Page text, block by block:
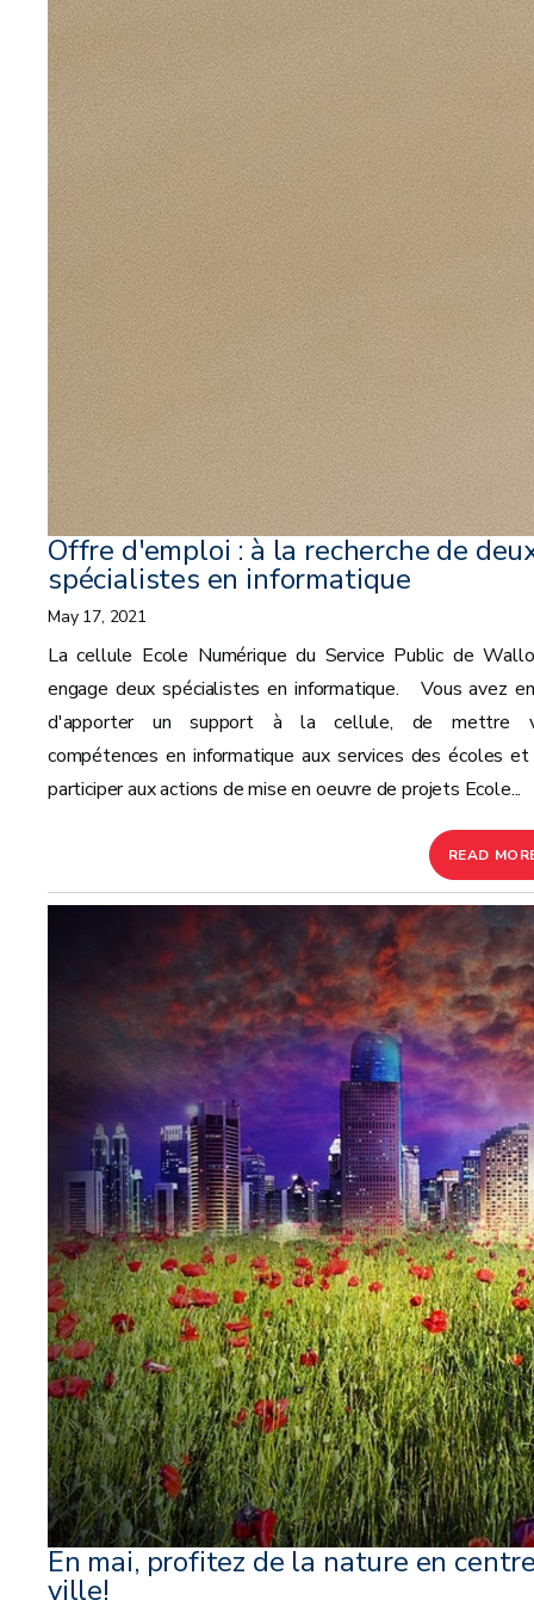
Offre d'emploi : à la recherche de
spécialistes en informatique
May 17, 2021
La cellule Ecole Numérique du Service Public de
engage deux spécialistes en informatique. Vous avez
d'apporter un support à la cellule, de mettre
compétences en informatique aux services des écoles
participer aux actions de mise en oeuvre de projets Ecole...
READ
En mai, profitez de la nature en
ville!